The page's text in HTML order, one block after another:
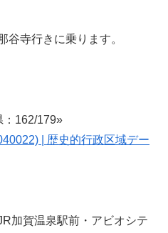
谷寺行きに乗ります。
162/179»
| 歴史的行政区域デー
加賀温泉駅前・アビオシテ